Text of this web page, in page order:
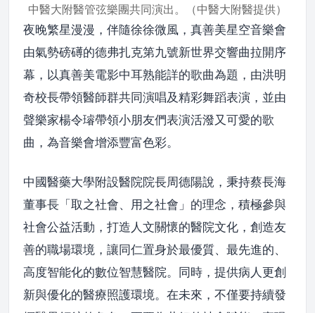
中醫大附醫管弦樂團共同演出。（中醫大附醫提供）
夜晚繁星漫漫，伴隨徐徐微風，真善美星空音樂會
由氣勢磅礡的德弗扎克第九號新世界交響曲拉開序
幕，以真善美電影中耳熟能詳的歌曲為題，由洪明
奇校長帶領醫師群共同演唱及精彩舞蹈表演，並由
聲樂家楊令璿帶領小朋友們表演活潑又可愛的歌
曲，為音樂會增添豐富色彩。
中國醫藥大學附設醫院院長周德陽說，秉持蔡長海
董事長「取之社會、用之社會」的理念，積極參與
社會公益活動，打造人文關懷的醫院文化，創造友
善的職場環境，讓同仁置身於最優質、最先進的、
高度智能化的數位智慧醫院。同時，提供病人更創
新與優化的醫療照護環境。在未來，不僅要持續發